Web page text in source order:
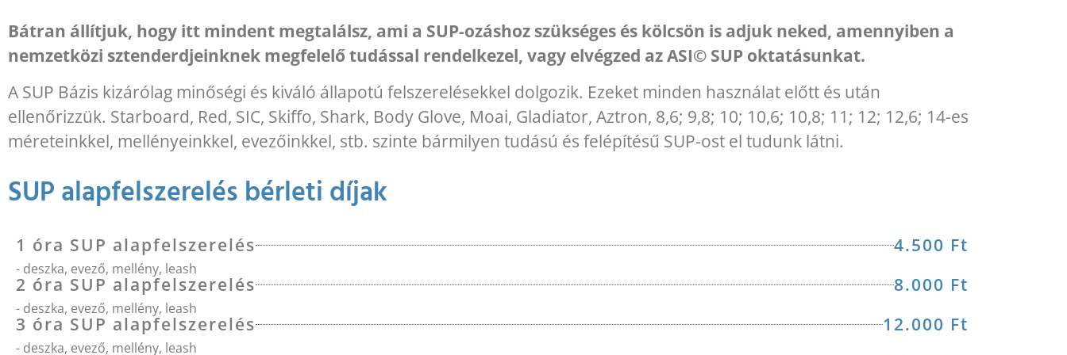
Bátran állítjuk, hogy itt mindent megtalálsz, ami a SUP-ozáshoz szükséges és kölcsön is adjuk neked, amennyiben a
nemzetközi sztenderdjeinknek megfelelő tudással rendelkezel, vagy elvégzed az ASI© SUP oktatásunkat.
A SUP Bázis kizárólag minőségi és kiváló állapotú felszerelésekkel dolgozik. Ezeket minden használat előtt és után
ellenőrizzük. Starboard, Red, SIC, Skiffo, Shark, Body Glove, Moai, Gladiator, Aztron, 8,6; 9,8; 10; 10,6; 10,8; 11; 12; 12,6; 14-es
méreteinkkel, mellényeinkkel, evezőinkkel, stb. szinte bármilyen tudású és felépítésű SUP-ost el tudunk látni.
SUP alapfelszerelés bérleti díjak
1 óra SUP alapfelszerelés 4.500 Ft
- deszka, evező, mellény, leash
2 óra SUP alapfelszerelés 8.000 Ft
- deszka, evező, mellény, leash
3 óra SUP alapfelszerelés 12.000 Ft
- deszka, evező, mellény, leash